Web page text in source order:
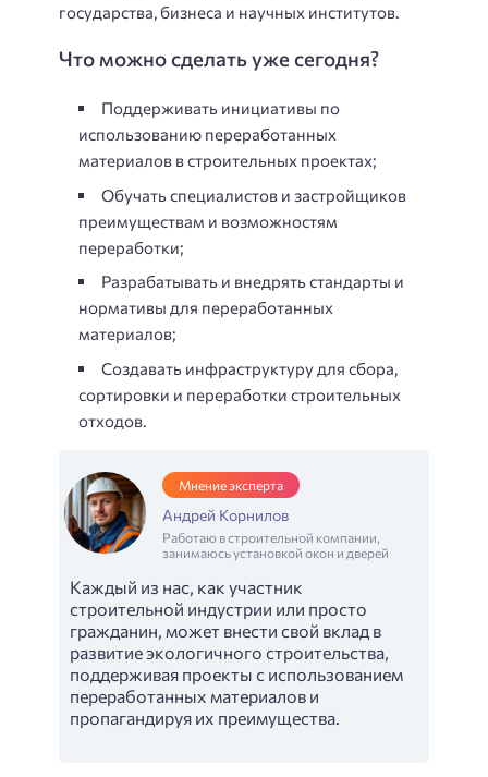
государства, бизнеса и научных институтов.
Что можно сделать уже сегодня?
Поддерживать инициативы по
использованию переработанных
материалов в строительных проектах;
Обучать специалистов и застройщиков
преимуществам и возможностям
переработки;
Разрабатывать и внедрять стандарты и
нормативы для переработанных
материалов;
Создавать инфраструктуру для сбора,
сортировки и переработки строительных
отходов.
Мнение эксперта
Андрей Корнилов
Работаю в строительной компании,
занимаюсь установкой окон и дверей
Каждый из нас, как участник
строительной индустрии или просто
гражданин, может внести свой вклад в
развитие экологичного строительства,
поддерживая проекты с использованием
переработанных материалов и
пропагандируя их преимущества.